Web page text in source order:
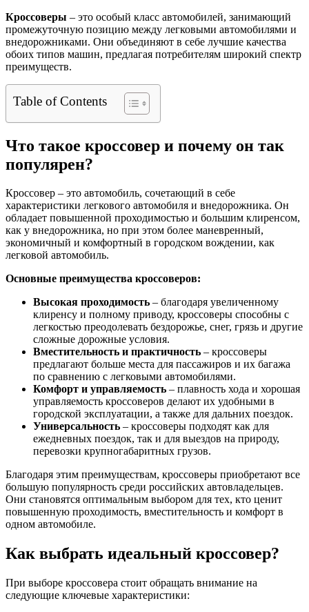
Кроссоверы – это особый класс автомобилей, занимающий
промежуточную позицию между легковыми автомобилями и
внедорожниками. Они объединяют в себе лучшие качества
обоих типов машин, предлагая потребителям широкий спектр
преимуществ.
Table of Contents
Что такое кроссовер и почему он так
популярен?
Кроссовер – это автомобиль, сочетающий в себе
характеристики легкового автомобиля и внедорожника. Он
обладает повышенной проходимостью и большим клиренсом,
как у внедорожника, но при этом более маневренный,
экономичный и комфортный в городском вождении, как
легковой автомобиль.
Основные преимущества кроссоверов:
Высокая проходимость – благодаря увеличенному
клиренсу и полному приводу, кроссоверы способны с
легкостью преодолевать бездорожье, снег, грязь и другие
сложные дорожные условия.
Вместительность и практичность – кроссоверы
предлагают больше места для пассажиров и их багажа
по сравнению с легковыми автомобилями.
Комфорт и управляемость – плавность хода и хорошая
управляемость кроссоверов делают их удобными в
городской эксплуатации, а также для дальних поездок.
Универсальность – кроссоверы подходят как для
ежедневных поездок, так и для выездов на природу,
перевозки крупногабаритных грузов.
Благодаря этим преимуществам, кроссоверы приобретают все
большую популярность среди российских автовладельцев.
Они становятся оптимальным выбором для тех, кто ценит
повышенную проходимость, вместительность и комфорт в
одном автомобиле.
Как выбрать идеальный кроссовер?
При выборе кроссовера стоит обращать внимание на
следующие ключевые характеристики: